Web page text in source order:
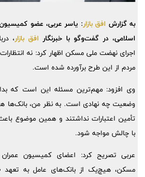
به گزارش افق بازار: یاسر عربی، عضو
اسلامی، در گفت‌وگو با خبرنگار افق بازار،
اجرای نهضت ملی مسکن اظهار کرد: نه
مردم از این طرح برآورده شده است.
وی افزود: مهم‌ترین مسئله این است که
وضعیت چه نهادی است. به نظر من، بانک‌ها
تأمین اعتبارات نداشتند و همین موضوع
با چالش مواجه شود.
عربی تصریح کرد: اعضای کمیسیون عمران